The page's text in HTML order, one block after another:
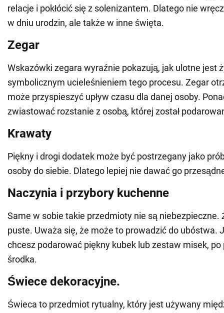
relacje i pokłócić się z solenizantem. Dlatego nie
w dniu urodzin, ale także w inne święta.
Zegar
Wskazówki zegara wyraźnie pokazują, jak ulotne jest
symbolicznym ucieleśnieniem tego procesu. Zegar
może przyspieszyć upływ czasu dla danej osoby.
zwiastować rozstanie z osobą, której został
Krawaty
Piękny i drogi dodatek może być postrzegany jako
osoby do siebie. Dlatego lepiej nie dawać go
Naczynia i przybory kuchenne
Same w sobie takie przedmioty nie są niebezpieczne.
puste. Uważa się, że może to prowadzić do ubóstwa.
chcesz podarować piękny kubek lub zestaw misek, po
środka.
Świece dekoracyjne.
Świeca to przedmiot rytualny, który jest używany